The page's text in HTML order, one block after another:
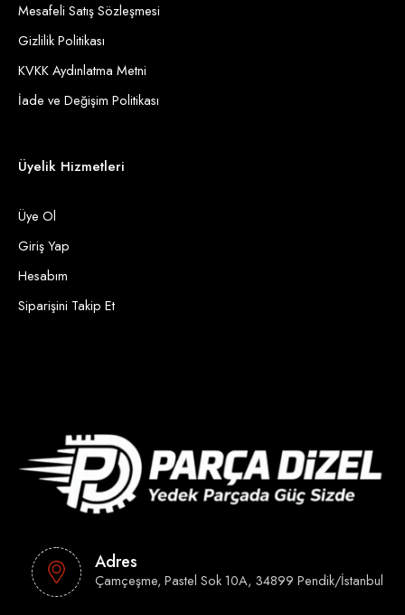
Mesafeli Satış Sözleşmesi
Gizlilik Politikası
KVKK Aydınlatma Metni
İade ve Değişim Politikası
Üyelik Hizmetleri
Üye Ol
Giriş Yap
Hesabım
Siparişini Takip Et
Adres
Çamçeşme, Pastel Sok 10A, 34899 Pendik/İstanbul